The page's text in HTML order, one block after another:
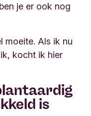
je er ook nog
moeite. Als ik nu
kocht ik hier
is